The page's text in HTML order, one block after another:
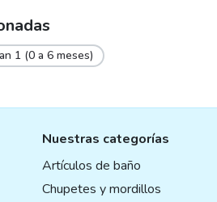
1 (0 a 6 meses)
Nuestras categorías
Artículos de baño
Chupetes y mordillos